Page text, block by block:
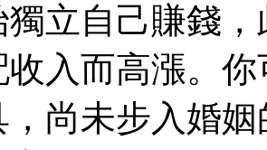
立自己賺錢
收入而高漲。
尚未步入婚